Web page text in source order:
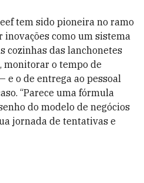
tem sido pioneira no ramo
como um sistema
cozinhas das lanchonetes
monitorar o tempo de
e o de entrega ao pessoal
“Parece uma fórmula
do modelo de negócios
jornada de tentativas e